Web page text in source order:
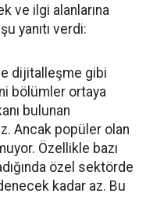
ve ilgi alanlarına
yanıtı verdi:
dijitalleşme gibi
bölümler ortaya
bulunan
Ancak popüler olan
Özellikle bazı
özel sektörde
kadar az. Bu